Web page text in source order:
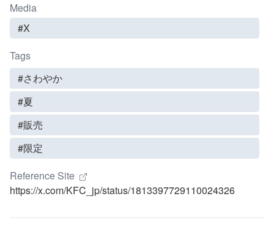
Media
#X
Tags
#さわやか
#夏
#販売
#限定
Reference Site
https://x.com/KFC_jp/status/1813397729110024326